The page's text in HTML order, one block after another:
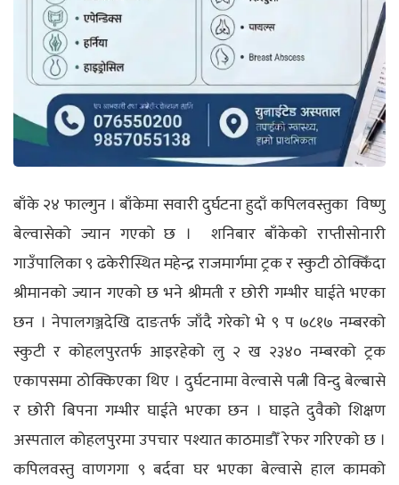
बाँके २४ फाल्गुन । बाँकेमा सवारी दुर्घटना हुदाँ कपिलवस्तुका विष्णु
बेल्वासेको ज्यान गएको छ । शनिबार बाँकेको राप्तीसोनारी
गाउँपालिका ९ ढकेरीस्थित महेन्द्र राजमार्गमा ट्रक र स्कुटी ठोक्किँदा
श्रीमानको ज्यान गएको छ भने श्रीमती र छोरी गम्भीर घाईते भएका
छन । नेपालगञ्जदेखि दाङतर्फ जाँदै गरेको भे ९ प ७८१७ नम्बरको
स्कुटी र कोहलपुरतर्फ आइरहेको लु २ ख २३४० नम्बरको ट्रक
एकापसमा ठोक्किएका थिए । दुर्घटनामा वेल्वासे पत्नी विन्दु बेल्बासे
र छोरी बिपना गम्भीर घाईते भएका छन । घाइते दुवैको शिक्षण
अस्पताल कोहलपुरमा उपचार पश्यात काठमाडौँ रेफर गरिएको छ ।
कपिलवस्तु वाणगगा ९ बर्दवा घर भएका बेल्वासे हाल कामको